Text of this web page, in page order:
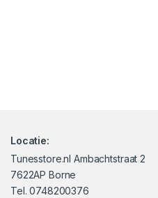
Locatie:
Tunesstore.nl Ambachtstraat 2
7622AP Borne
Tel. 0748200376